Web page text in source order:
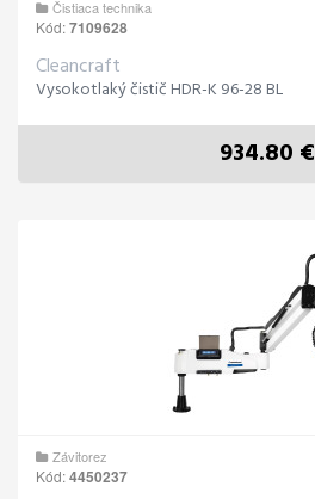
Čistiaca technika
Kód:7109628
Cleancraft
Vysokotlaký čistič HDR-K 96-28 BL
934.80 €
Závitorez
Kód:4450237